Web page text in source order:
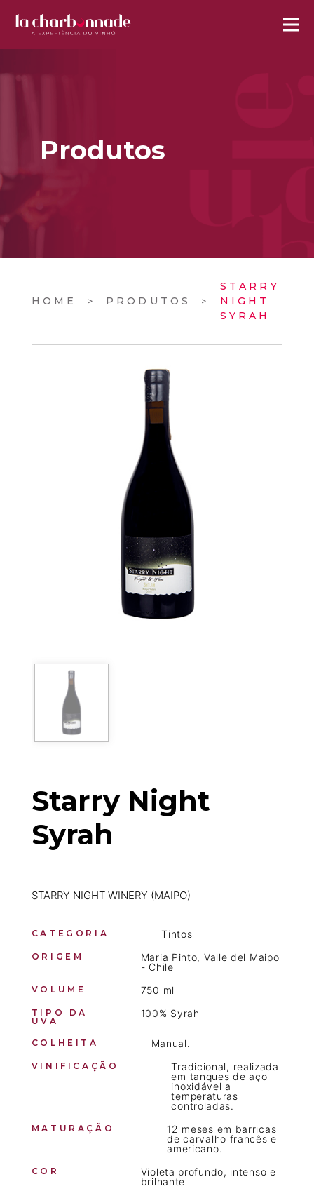
Produtos
HOME PRODUTOS
STARRY
NIGHT
SYRAH
Starry Night
Syrah
STARRY NIGHT WINERY (MAIPO)
CATEGORIA Tintos
ORIGEM
Maria Pinto, Valle del Maipo
- Chile
VOLUME 750 ml
TIPO DA
UVA
100% Syrah
COLHEITA Manual.
VINIFICAÇÃO
Tradicional, realizada
em tanques de aço
inoxidável a
temperaturas
controladas.
MATURAÇÃO
12 meses em barricas
de carvalho francês e
americano.
COR
Violeta profundo, intenso e
brilhante